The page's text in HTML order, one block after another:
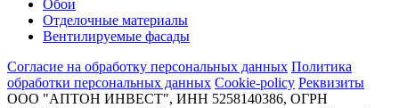
Обои
Отделочные материалы
Вентилируемые фасады
Согласие на обработку персональных данных Политика
обработки персональных данных Cookie-policy Реквизиты
ООО "АПТОН ИНВЕСТ", ИНН 5258140386, ОГРН